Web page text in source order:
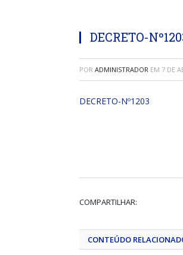
DECRETO-
POR ADMINISTRADOR EM 7 DE
DECRETO-Nº1203
COMPARTILHAR:
CONTEÚDO